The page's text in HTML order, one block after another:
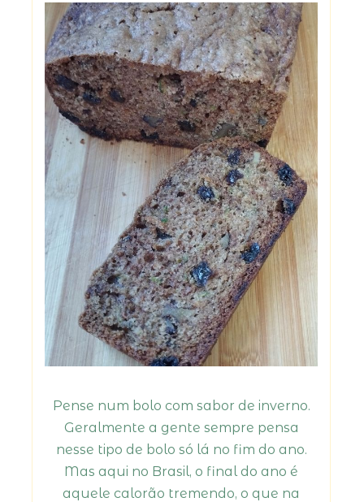
Pense num bolo com sabor de inverno.
Geralmente a gente sempre pensa
nesse tipo de bolo só lá no fim do ano.
Mas aqui no Brasil, o final do ano é
aquele calorão tremendo, o que na